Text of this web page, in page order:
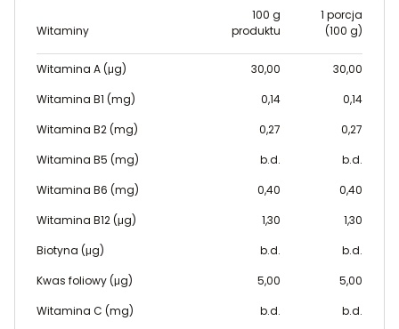
Witaminy
100 g
produktu
1 porcja
(100 g)
Witamina A (μg) 30,00
30,00
Witamina B1 (mg)
0,14
0,14
Witamina B2 (mg)
0,27
0,27
Witamina B5 (mg)
b.d.
b.d.
Witamina B6 (mg)
0,40
0,40
Witamina B12 (μg)
1,30
1,30
Biotyna (μg)
b.d.
b.d.
Kwas foliowy (μg)
5,00
5,00
Witamina C (mg)
b.d. b.d.